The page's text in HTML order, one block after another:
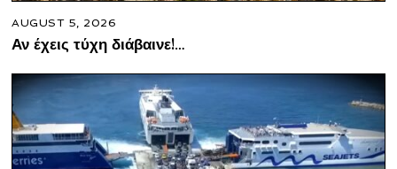
AUGUST 5, 2026
Αν έχεις τύχη διάβαινε!…